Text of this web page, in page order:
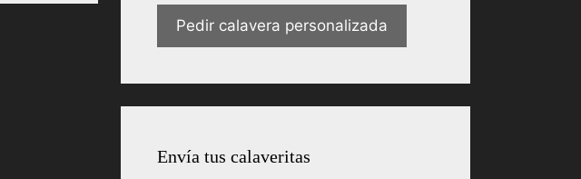
Pedir calavera personalizada
Envía tus calaveritas